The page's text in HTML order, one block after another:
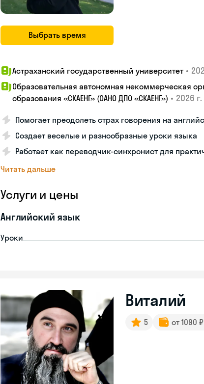
Выбрать время
Астраханский государственный университет •
Образовательная автономная некоммерческая
образования «СКАЕНГ» (ОАНО ДПО «СКАЕНГ») • 2026 г.
Помогает преодолеть страх говорения на
Создает веселые и разнообразные уроки языка
Работает как переводчик-синхронист для
Читать дальше
Услуги и цены
Английский язык
Уроки
Виталий
5 от 1090